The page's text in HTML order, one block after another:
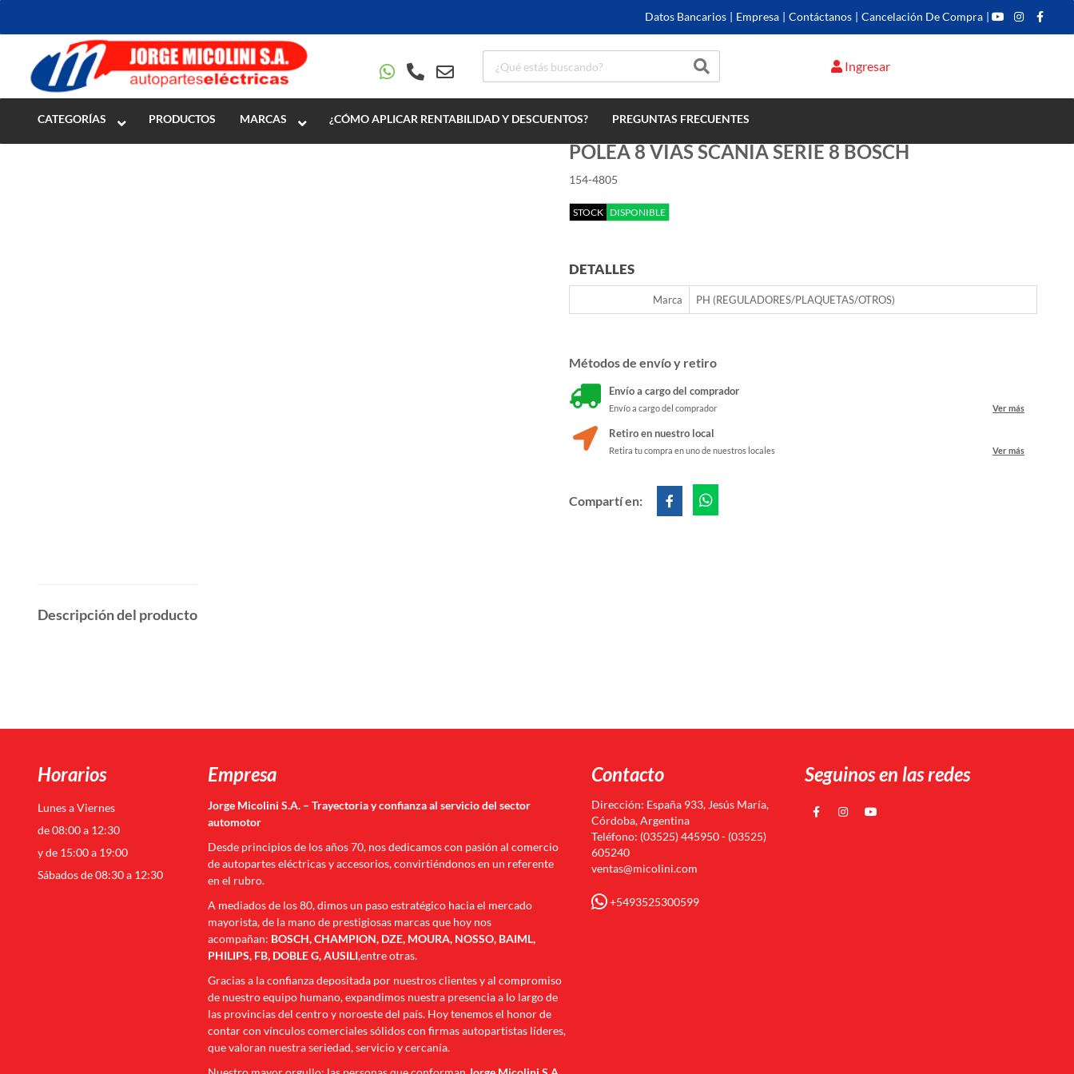
Datos Bancarios | Empresa | Contáctanos | Cancelación De Compra |
Ingresar
CATEGORÍAS PRODUCTOS MARCAS ¿CÓMO APLICAR RENTABILIDAD Y DESCUENTOS? PREGUNTAS FRECUENTES
Inicio>ENCENDIDO
POLEA 8 VIAS SCANIA SERIE 8 BOSCH
154-4805
STOCK DISPONIBLE
DETALLES
Marca PH (REGULADORES/PLAQUETAS/OTROS)
Métodos de envío y retiro
Envío a cargo del comprador
Envío a cargo del comprador Ver más
Retiro en nuestro local
Retira tu compra en uno de nuestros locales Ver más
Compartí en:
Descripción del producto
Horarios
Lunes a Viernes
de 08:00 a 12:30
y de 15:00 a 19:00
Sábados de 08:30 a 12:30
Empresa
Jorge Micolini S.A. – Trayectoria y confianza al servicio del sector
automotor
Desde principios de los años 70, nos dedicamos con pasión al comercio
de autopartes eléctricas y accesorios, convirtiéndonos en un referente
en el rubro.
A mediados de los 80, dimos un paso estratégico hacia el mercado
mayorista, de la mano de prestigiosas marcas que hoy nos
acompañan: BOSCH, CHAMPION, DZE, MOURA, NOSSO, BAIML,
PHILIPS, FB, DOBLE G, AUSILI,entre otras.
Gracias a la confianza depositada por nuestros clientes y al compromiso
de nuestro equipo humano, expandimos nuestra presencia a lo largo de
las provincias del centro y noroeste del país. Hoy tenemos el honor de
contar con vínculos comerciales sólidos con firmas autopartistas líderes,
que valoran nuestra seriedad, servicio y cercanía.
Contacto
Dirección: España 933, Jesús María,
Córdoba, Argentina
Teléfono: (03525) 445950 - (03525)
605240
ventas@micolini.com
+5493525300599
Seguinos en las redes